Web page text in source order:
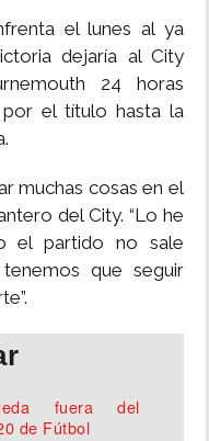
el lunes al ya
dejaría al City
24 horas
el título hasta la
muchas cosas en el
del City. “Lo he
el partido no sale
que seguir
fuera del
de Fútbol